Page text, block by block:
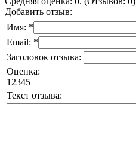
Добавить отзыв:
Имя: *
Email: *
Заголовок отзыва:
Оценка:
1 2345
Текст отзыва: